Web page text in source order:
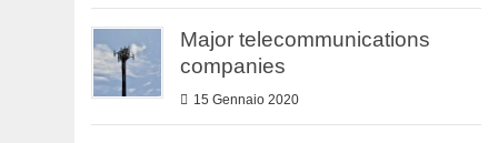
Major telecommunications
companies
15 Gennaio 2020